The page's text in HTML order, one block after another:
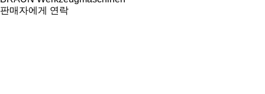
판매자에게 연락